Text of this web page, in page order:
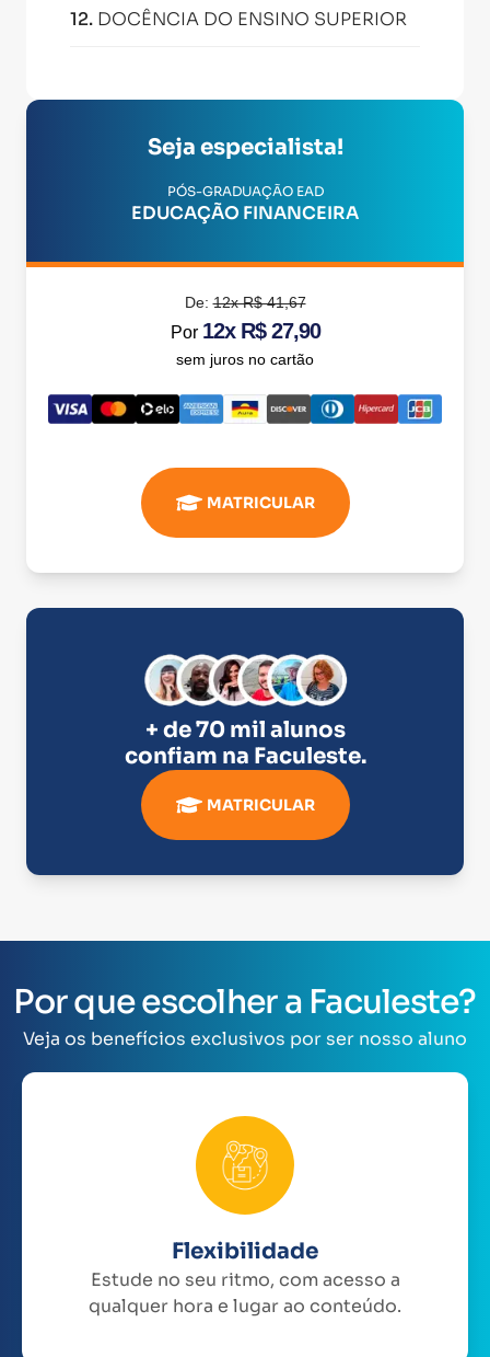
12. DOCÊNCIA DO ENSINO SUPERIOR
Seja especialista!
PÓS-GRADUAÇÃO EAD
EDUCAÇÃO FINANCEIRA
De:12x R$ 41,67
Por 12x R$ 27,90
sem juros no cartão
MATRICULAR
+ de 70 mil alunos
confiam na Faculeste.
MATRICULAR
Por que escolher a Faculeste?
Veja os benefícios exclusivos por ser nosso aluno
Flexibilidade
Estude no seu ritmo, com acesso a
qualquer hora e lugar ao conteúdo.